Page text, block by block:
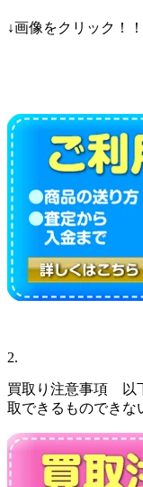
↓画像をクリック！！
2.
買取り注意事項 以
取できるものできな